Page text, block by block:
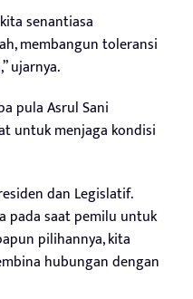
senantiasa
membangun toleransi
ujarnya.
pula Asrul Sani
untuk menjaga kondisi
dan Legislatif.
pada saat pemilu untuk
pilihannya, kita
hubungan dengan